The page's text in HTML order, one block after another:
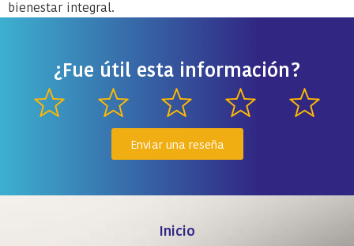
bienestar integral.
¿Fue útil esta información?
Enviar una reseña
Inicio